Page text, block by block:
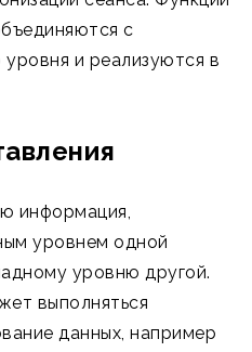
с
и реализуются в
информация,
уровнем одной
уровню другой.
выполняться
данных, например